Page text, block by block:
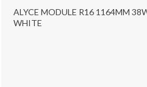
ALYCE MODULE R16 1164MM
WHITE